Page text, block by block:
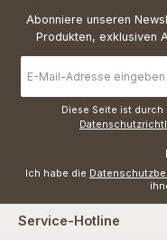
Abonniere unseren
Produkten, exklusiven
Mail-
Adresse
Diese Seite ist durch
Ich habe die
Service-Hotline